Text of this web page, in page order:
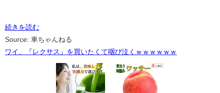
続きを読む
Source: 車ちゃんねる
ワイ、『レクサス』を買いたくて咽び泣くｗｗｗｗｗｗ